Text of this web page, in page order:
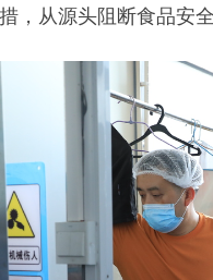
，从源头阻断食品安